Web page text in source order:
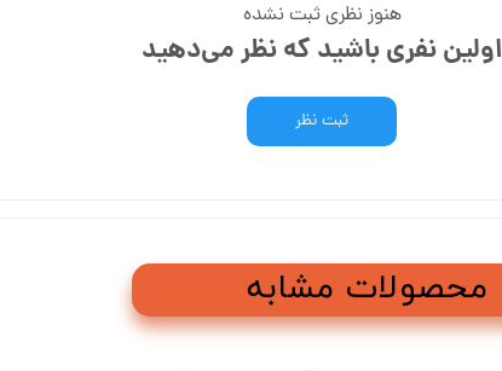
هنوز نظری ثبت نشده
اولین نفری باشید که نظر می‌دهید
ثبت نظر
محصولات مشابه